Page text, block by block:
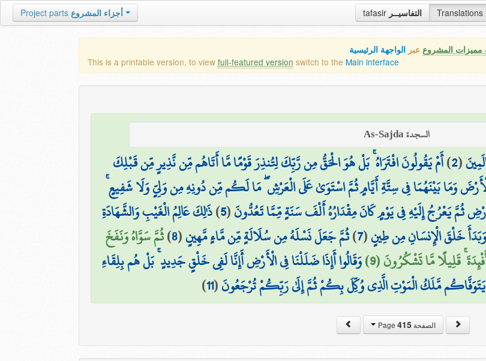
tafasir التفاسيــر Translations
Project parts أجزاء المشروع
مميزات المشروع عبر الواجهة الرئيسية
This is a printable version, to view full-featured version switch to the Main interface
السجدة As-Sajda
(
2
)أَمْ يَقُولُونَ افْتَرَاهُ ۚ بَلْ هُوَ الْحَقُّ مِن رَّبِّكَ لِتُنذِرَ قَوْمًا مَّا أَتَاهُم مِّن نَّذِيرٍ مِّن قَبْلِكَ
وَمَا بَيْنَهُمَا فِي سِتَّةِ أَيَّامٍ ثُمَّ اسْتَوَىٰ عَلَى الْعَرْشِ ۖ مَا لَكُم مِّن دُونِهِ مِن وَلِيٍّ وَلَا شَفِيعٍ
ثُمَّ يَعْرُجُ إِلَيْهِ فِي يَوْمٍ كَانَ مِقْدَارُهُ أَلْفَ سَنَةٍ مِّمَّا تَعُدُّونَ(
5
)ذَٰلِكَ عَالِمُ الْغَيْبِ وَالشَّهَادَةِ
خَلْقَ الْإِنسَانِ مِن طِينٍ(
7
)ثُمَّ جَعَلَ نَسْلَهُ مِن سُلَالَةٍ مِّن مَّاءٍ مَّهِينٍ(
8
)ثُمَّ سَوَّاهُ وَنَفَخَ
قَلِيلًا مَّا تَشْكُرُونَ (9) وَقَالُوا أَإِذَا ضَلَلْنَا فِي الْأَرْضِ أَإِنَّا لَفِي خَلْقٍ جَدِيدٍ ۚ بَلْ هُم بِلِقَاءِ
مَّلَكُ الْمَوْتِ الَّذِي وُكِّلَ بِكُمْ ثُمَّ إِلَىٰ رَبِّكُمْ تُرْجَعُونَ(
11
)
الصفحة Page415